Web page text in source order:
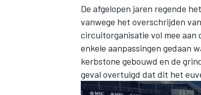
WEC DTM
De afgelopen jaren regende
vanwege het overschrijden
circuitorganisatie vol mee aan
enkele aanpassingen gedaan
kerbstone gebouwd en de
geval overtuigd dat dit het